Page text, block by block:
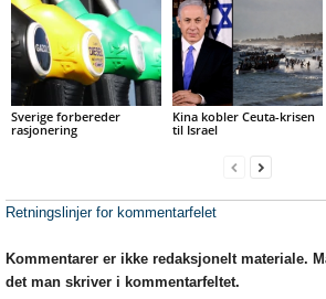
Sverige forbereder
rasjonering
Kina kobler Ceuta-krisen
til Israel
Retningslinjer for kommentarfelet
Kommentarer er ikke redaksjonelt materiale.
det man skriver i kommentarfeltet.